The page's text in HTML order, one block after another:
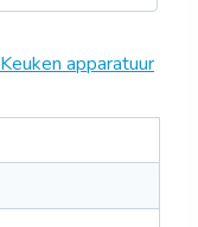
Keuken apparatuur